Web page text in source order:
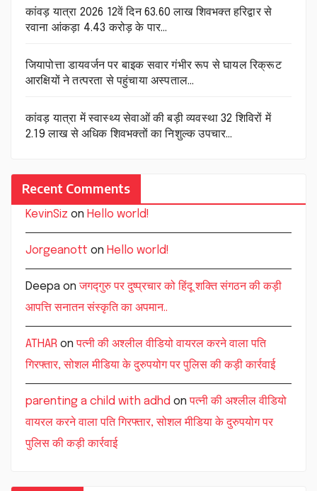
कांवड़ यात्रा 2026 12वें दिन 63.60 लाख शिवभक्त हरिद्वार से
रवाना आंकड़ा 4.43 करोड़ के पार…
जियापोत्ता डायवर्जन पर बाइक सवार गंभीर रूप से घायल रिक्रूट
आरक्षियों ने तत्परता से पहुंचाया अस्पताल…
कांवड़ यात्रा में स्वास्थ्य सेवाओं की बड़ी व्यवस्था 32 शिविरों में
2.19 लाख से अधिक शिवभक्तों का निशुल्क उपचार…
Recent Comments
KevinSiz on Hello world!
Jorgeanott on Hello world!
Deepa onजगद्गुरु पर दुष्प्रचार को हिंदू शक्ति संगठन की कड़ी
आपत्ति सनातन संस्कृति का अपमान..
ATHAR onपत्नी की अश्लील वीडियो वायरल करने वाला पति
गिरफ्तार, सोशल मीडिया के दुरुपयोग पर पुलिस की कड़ी कार्रवाई
parenting a child with adhd onपत्नी की अश्लील वीडियो
वायरल करने वाला पति गिरफ्तार, सोशल मीडिया के दुरुपयोग पर
पुलिस की कड़ी कार्रवाई